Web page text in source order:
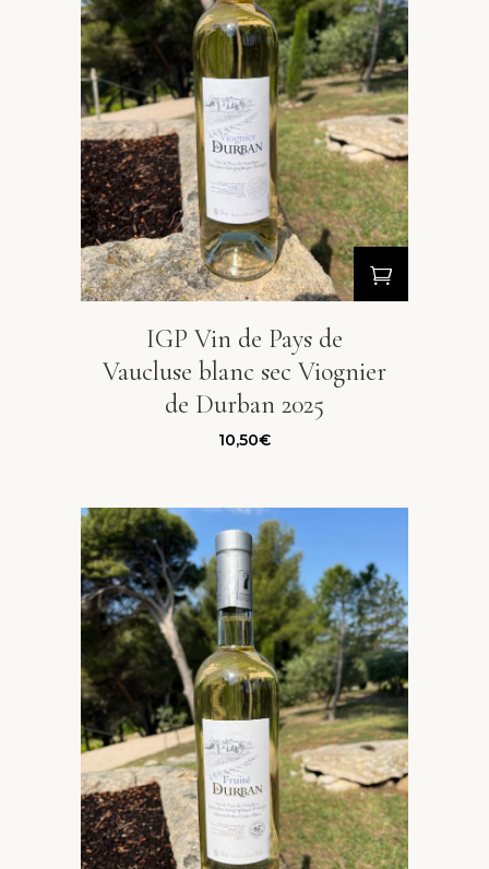
IGP Vin de Pays de
Vaucluse blanc sec Viognier
de Durban 2025
10,50€